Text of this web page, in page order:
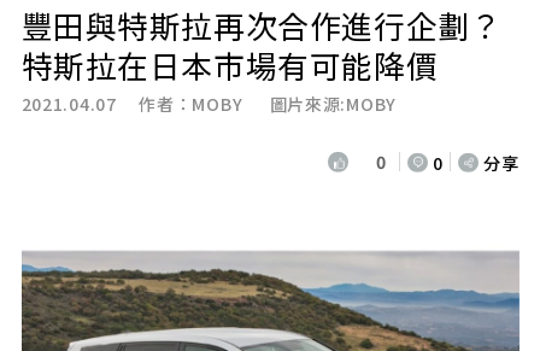
豐田與特斯拉再次合作進行企劃？
特斯拉在日本市場有可能降價
2021.04.07 作者： MOBY 圖片來源:MOBY
0 0 分享